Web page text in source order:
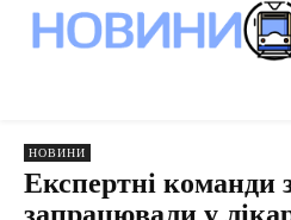
НОВИНИ
Експертні
запрацювали у